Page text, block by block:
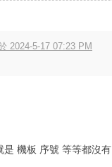
2024-5-17 07:23 PM
機板 序號 等等都沒有